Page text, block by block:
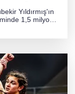
Yıldırmış'ın
1,5 milyon